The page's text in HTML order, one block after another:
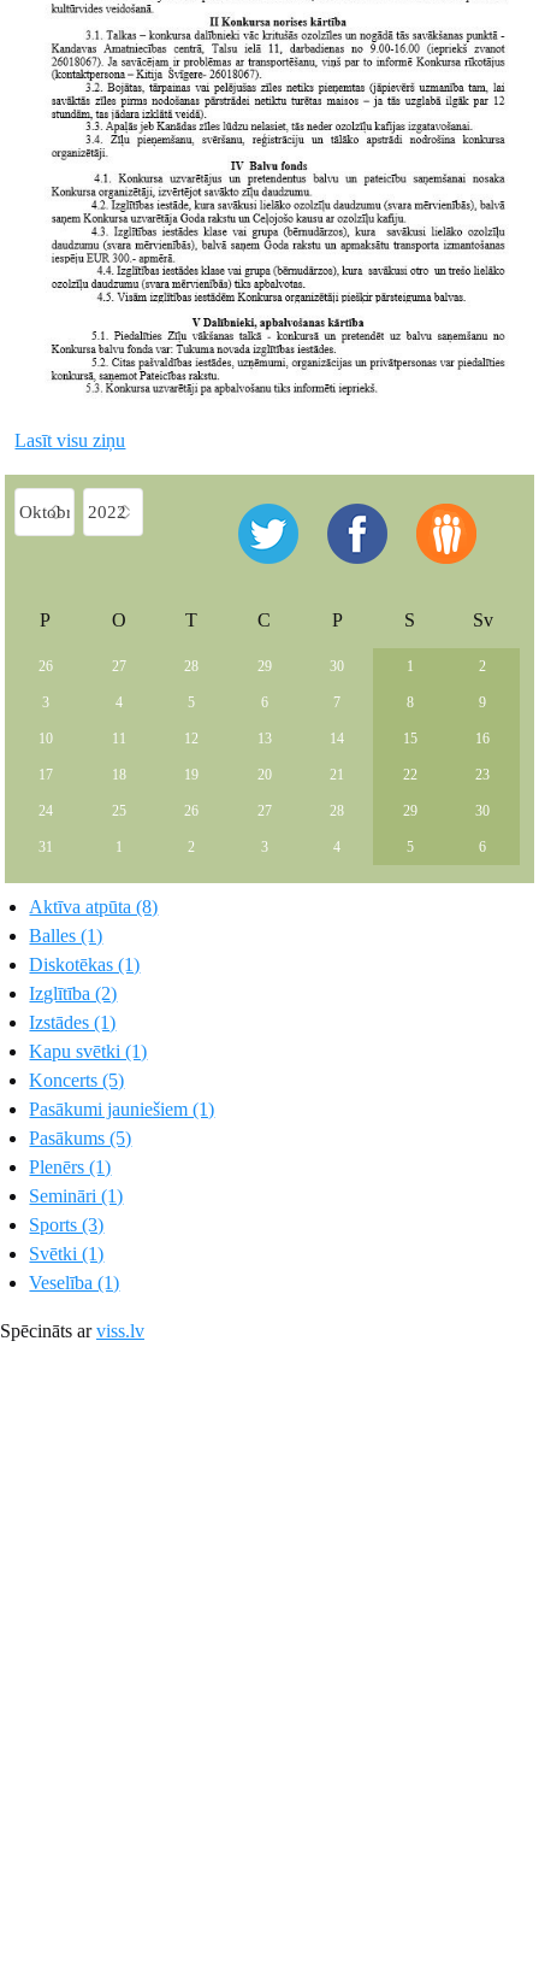
Lasīt visu ziņu
P O T C P S Sv
26 27 28 29 30 1 2
3 4 5 6 7 8 9
10 11 12 13 14 15 16
17 18 19 20 21 22 23
24 25 26 27 28 29 30
31 1 2 3 4 5 6
Aktīva atpūta (8)
Balles (1)
Diskotēkas (1)
Izglītība (2)
Izstādes (1)
Kapu svētki (1)
Koncerts (5)
Pasākumi jauniešiem (1)
Pasākums (5)
Plenērs (1)
Semināri (1)
Sports (3)
Svētki (1)
Veselība (1)
Spēcināts arviss.lv